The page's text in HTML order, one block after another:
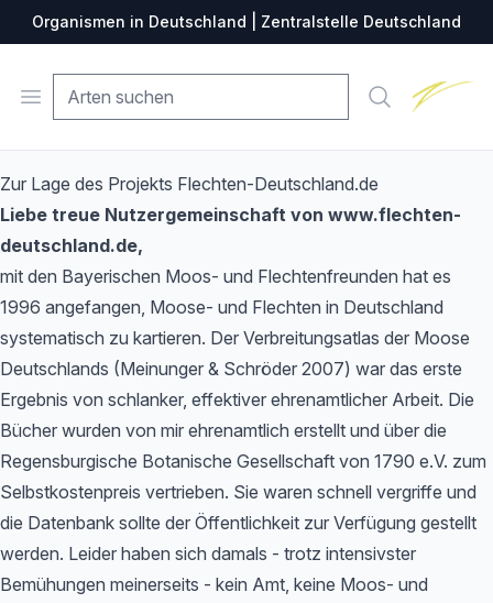
Organismen in Deutschland | Zentralstelle Deutschland
Open menu Suche
Zur Lage des Projekts Flechten-Deutschland.de
Liebe treue Nutzergemeinschaft von www.flechten-
deutschland.de,
mit den Bayerischen Moos- und Flechtenfreunden hat es
1996 angefangen, Moose- und Flechten in Deutschland
systematisch zu kartieren. Der Verbreitungsatlas der Moose
Deutschlands (Meinunger & Schröder 2007) war das erste
Ergebnis von schlanker, effektiver ehrenamtlicher Arbeit. Die
Bücher wurden von mir ehrenamtlich erstellt und über die
Regensburgische Botanische Gesellschaft von 1790 e.V. zum
Selbstkostenpreis vertrieben. Sie waren schnell vergriffe und
die Datenbank sollte der Öffentlichkeit zur Verfügung gestellt
werden. Leider haben sich damals - trotz intensivster
Bemühungen meinerseits - kein Amt, keine Moos- und